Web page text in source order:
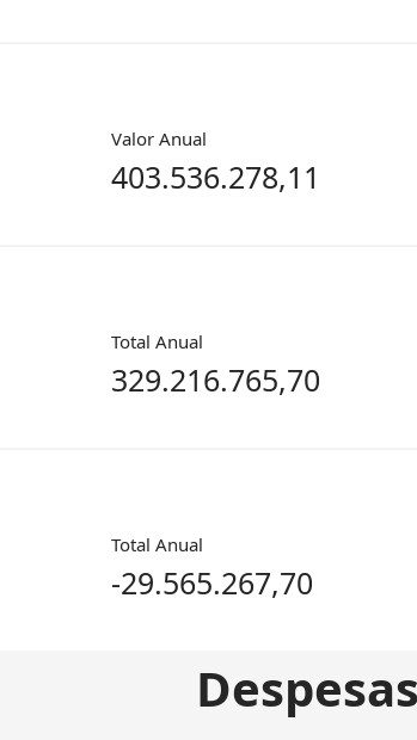
Valor Anual
403.536.278,11
Total Anual
329.216.765,70
Total Anual
-29.565.267,70
Despesas